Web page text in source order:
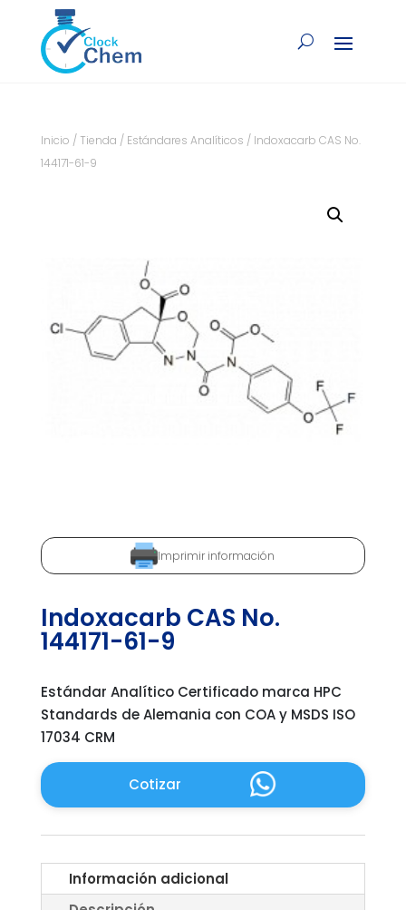
Inicio / Tienda / Estándares Analíticos / Indoxacarb CAS No.
144171-61-9
Imprimir información
Indoxacarb CAS No.
144171-61-9
Estándar Analítico Certificado marca HPC
Standards de Alemania con COA y MSDS ISO
17034 CRM
Cotizar
Información adicional